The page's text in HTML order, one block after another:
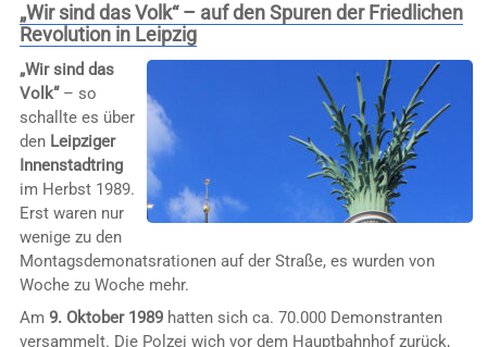
„Wir sind das Volk“ – auf den Spuren der Friedlichen
Revolution in Leipzig
„Wir sind das
Volk“– so
schallte es über
den Leipziger
Innenstadtring
im Herbst 1989.
Erst waren nur
wenige zu den
Montagsdemonatsrationen auf der Straße, es wurden von
Woche zu Woche mehr.
Am 9. Oktober 1989hatten sich ca. 70.000 Demonstranten
versammelt. Die Polzei wich vor dem Hauptbahnhof zurück,